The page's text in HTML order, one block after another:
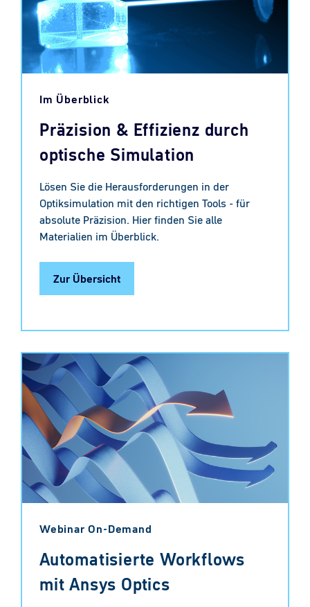
Im Überblick
Präzision & Effizienz durch
optische Simulation
Lösen Sie die Herausforderungen in der
Optiksimulation mit den richtigen Tools - für
absolute Präzision. Hier finden Sie alle
Materialien im Überblick.
Zur Übersicht
Webinar On-Demand
Automatisierte Workflows
mit Ansys Optics